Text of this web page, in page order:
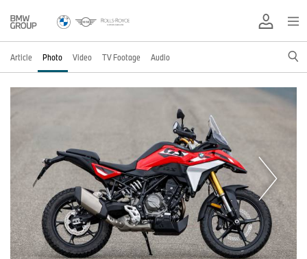
Article Photo Video TV Footage Audio